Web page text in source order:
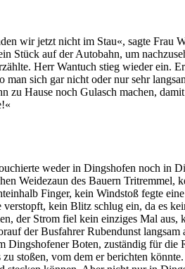
wir jetzt nicht im Stau«, sagte Frau
auf der Autobahn, um
Herr Wantuch stieg wieder ein.
sich gar nicht oder nur sehr
zu Hause noch Gulasch machen,
weder in Dingshofen noch in
Weidezaun des Bauern Tritremmel,
Finger, kein Windstoß fegte
kein Blitz schlug ein, da es
der Strom fiel kein einziges Mal
der Busfahrer Rubendunst
Boten, zuständig für
stoßen, vom dem er berichten